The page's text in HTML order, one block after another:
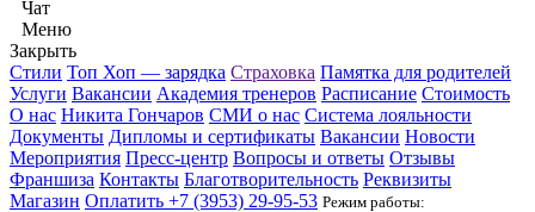
Чат
Меню
Закрыть
Стили Топ Хоп — зарядка Страховка Памятка для родителей
Услуги Вакансии Академия тренеров Расписание Стоимость
О нас Никита Гончаров СМИ о нас Система лояльности
Документы Дипломы и сертификаты Вакансии Новости
Мероприятия Пресс-центр Вопросы и ответы Отзывы
Франшиза Контакты Благотворительность Реквизиты
Магазин Оплатить +7 (3953) 29-95-53 Режим работы: